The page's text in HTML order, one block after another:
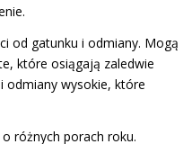
od gatunku i odmiany. Mogą
które osiągają zaledwie
odmiany wysokie, które
różnych porach roku.